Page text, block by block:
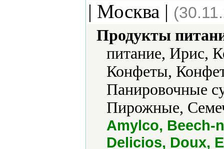
| Москва |
Продукты
питание, Ирис,
Конфеты,
Панировочные
Пирожные,
Amylco, Beech-
Delicios, Doux,